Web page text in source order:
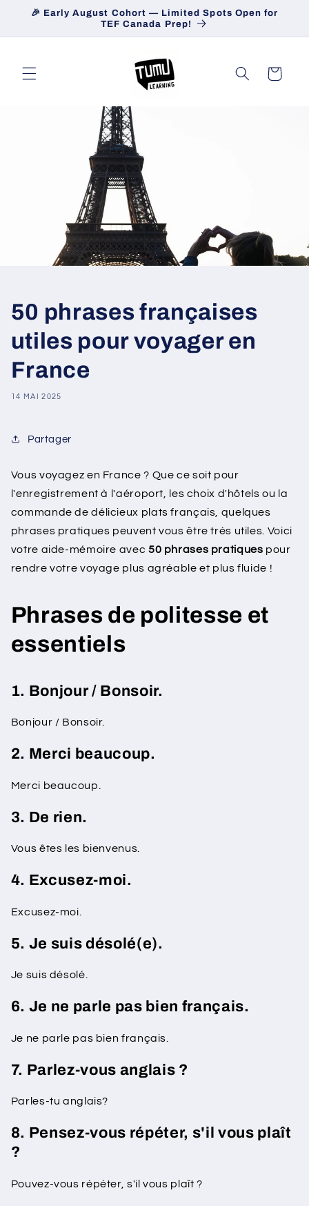
passer
🎉 Early August Cohort — Limited Spots Open for
TEF Canada Prep!
Panier
50 phrases françaises
utiles pour voyager en
France
14 MAI 2025
Partager
Vous voyagez en France ? Que ce soit pour
l'enregistrement à l'aéroport, les choix d'hôtels ou la
commande de délicieux plats français, quelques
phrases pratiques peuvent vous être très utiles. Voici
votre aide-mémoire avec 50 phrases pratiques pour
rendre votre voyage plus agréable et plus fluide !
Phrases de politesse et
essentiels
1. Bonjour / Bonsoir.
Bonjour / Bonsoir.
2. Merci beaucoup.
Merci beaucoup.
3. De rien.
Vous êtes les bienvenus.
4. Excusez-moi.
Excusez-moi.
5. Je suis désolé(e).
Je suis désolé.
6. Je ne parle pas bien français.
Je ne parle pas bien français.
7. Parlez-vous anglais ?
Parles-tu anglais?
8. Pensez-vous répéter, s'il vous plaît
?
Pouvez-vous répéter, s'il vous plaît ?